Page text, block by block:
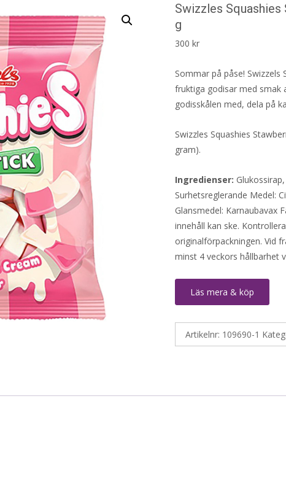
Swizzles
g
300 kr
Sommar på påse!
fruktiga godisar med smak
godisskålen med, dela på
Swizzles Squashies
gram).
Ingredienser:
Surhetsreglerande Medel:
Glansmedel: Karnaubavax
innehåll kan ske.
originalförpackningen. Vid
minst 4 veckors hållbarhet
Läs mera & köp
Artikelnr: 109690-1